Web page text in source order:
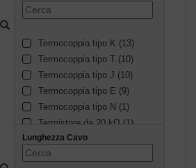
Termocoppia tipo K (13)
Termocoppia tipo T (10)
Termocoppia tipo J (10)
Termocoppia tipo E (9)
Termocoppia tipo N (1)
Termistore da 20 kΩ (1)
Termistore 10 kΩ tipo II (1)
Termistore da 10 kΩ di tipo
Lunghezza Cavo